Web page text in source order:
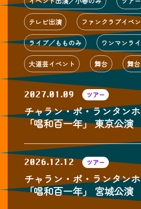
テレビ出演 ファンクラブイベ
ライブ／もものみ ワンマンラ
大道芸イベント 舞台 舞
2027.01.09 ツアー
チャラン・ポ・ランタン
「唱和百一年」 東京公演
2026.12.12 ツアー
チャラン・ポ・ランタン
「唱和百一年」 宮城公演